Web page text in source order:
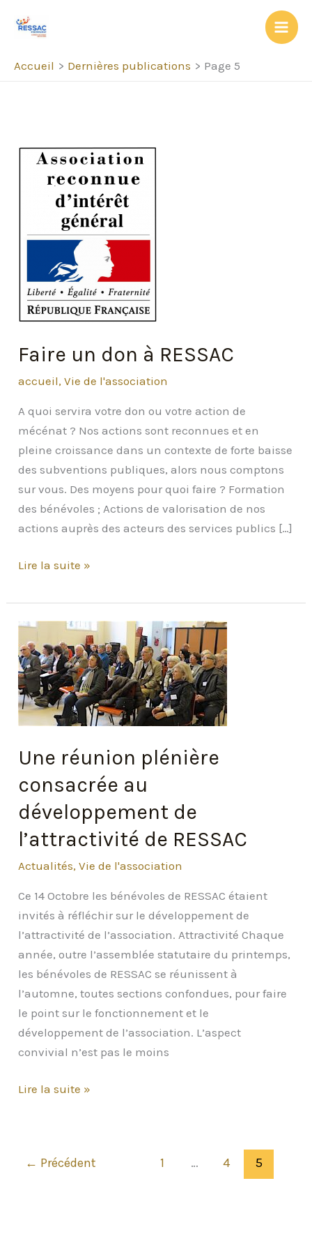
Accueil
Dernières publications Page 5
Faire un don à RESSAC
accueil,Vie de l'association
A quoi servira votre don ou votre action de
mécénat ? Nos actions sont reconnues et en
pleine croissance dans un contexte de forte baisse
des subventions publiques, alors nous comptons
sur vous. Des moyens pour quoi faire ? Formation
des bénévoles ; Actions de valorisation de nos
actions auprès des acteurs des services publics […]
Faire
don
à
RESSAC
Lire la suite »
Une réunion plénière
consacrée au
développement de
l’attractivité de RESSAC
Actualités,Vie de l'association
Ce 14 Octobre les bénévoles de RESSAC étaient
invités à réfléchir sur le développement de
l’attractivité de l’association. Attractivité Chaque
année, outre l’assemblée statutaire du printemps,
les bénévoles de RESSAC se réunissent à
l’automne, toutes sections confondues, pour faire
le point sur le fonctionnement et le
développement de l’association. L’aspect
convivial n’est pas le moins
Une
au
Lire la suite »
← Précédent 1 … 4 5